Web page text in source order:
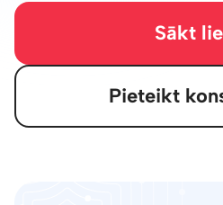
Sākt
Pieteikt